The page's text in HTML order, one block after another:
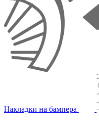
Накладки на бампера